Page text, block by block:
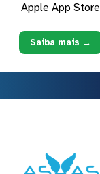
Apple App Store
Saiba mais →